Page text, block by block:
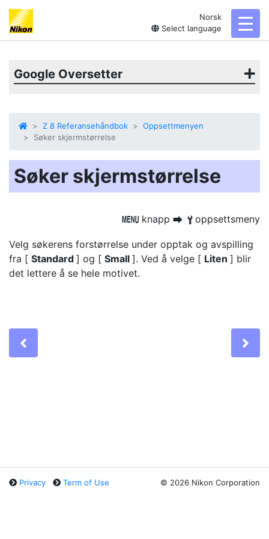
Norsk
Select language
Google Oversetter
Z 8 Referansehåndbok
Oppsettmenyen
Søker skjermstørrelse
Søker skjermstørrelse
G knapp U B oppsettsmeny
Velg søkerens forstørrelse under opptak og avspilling
fra [ Standard ] og [ Small ]. Ved å velge [ Liten ] blir
det lettere å se hele motivet.
Privacy Term of Use © 2026 Nikon Corporation